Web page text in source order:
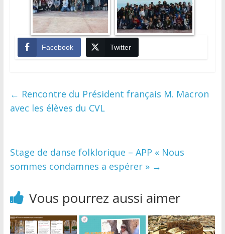
Facebook Twitter
← Rencontre du Président français M. Macron
avec les élèves du CVL
Stage de danse folklorique – APP « Nous
sommes condamnes a espérer » →
Vous pourrez aussi aimer